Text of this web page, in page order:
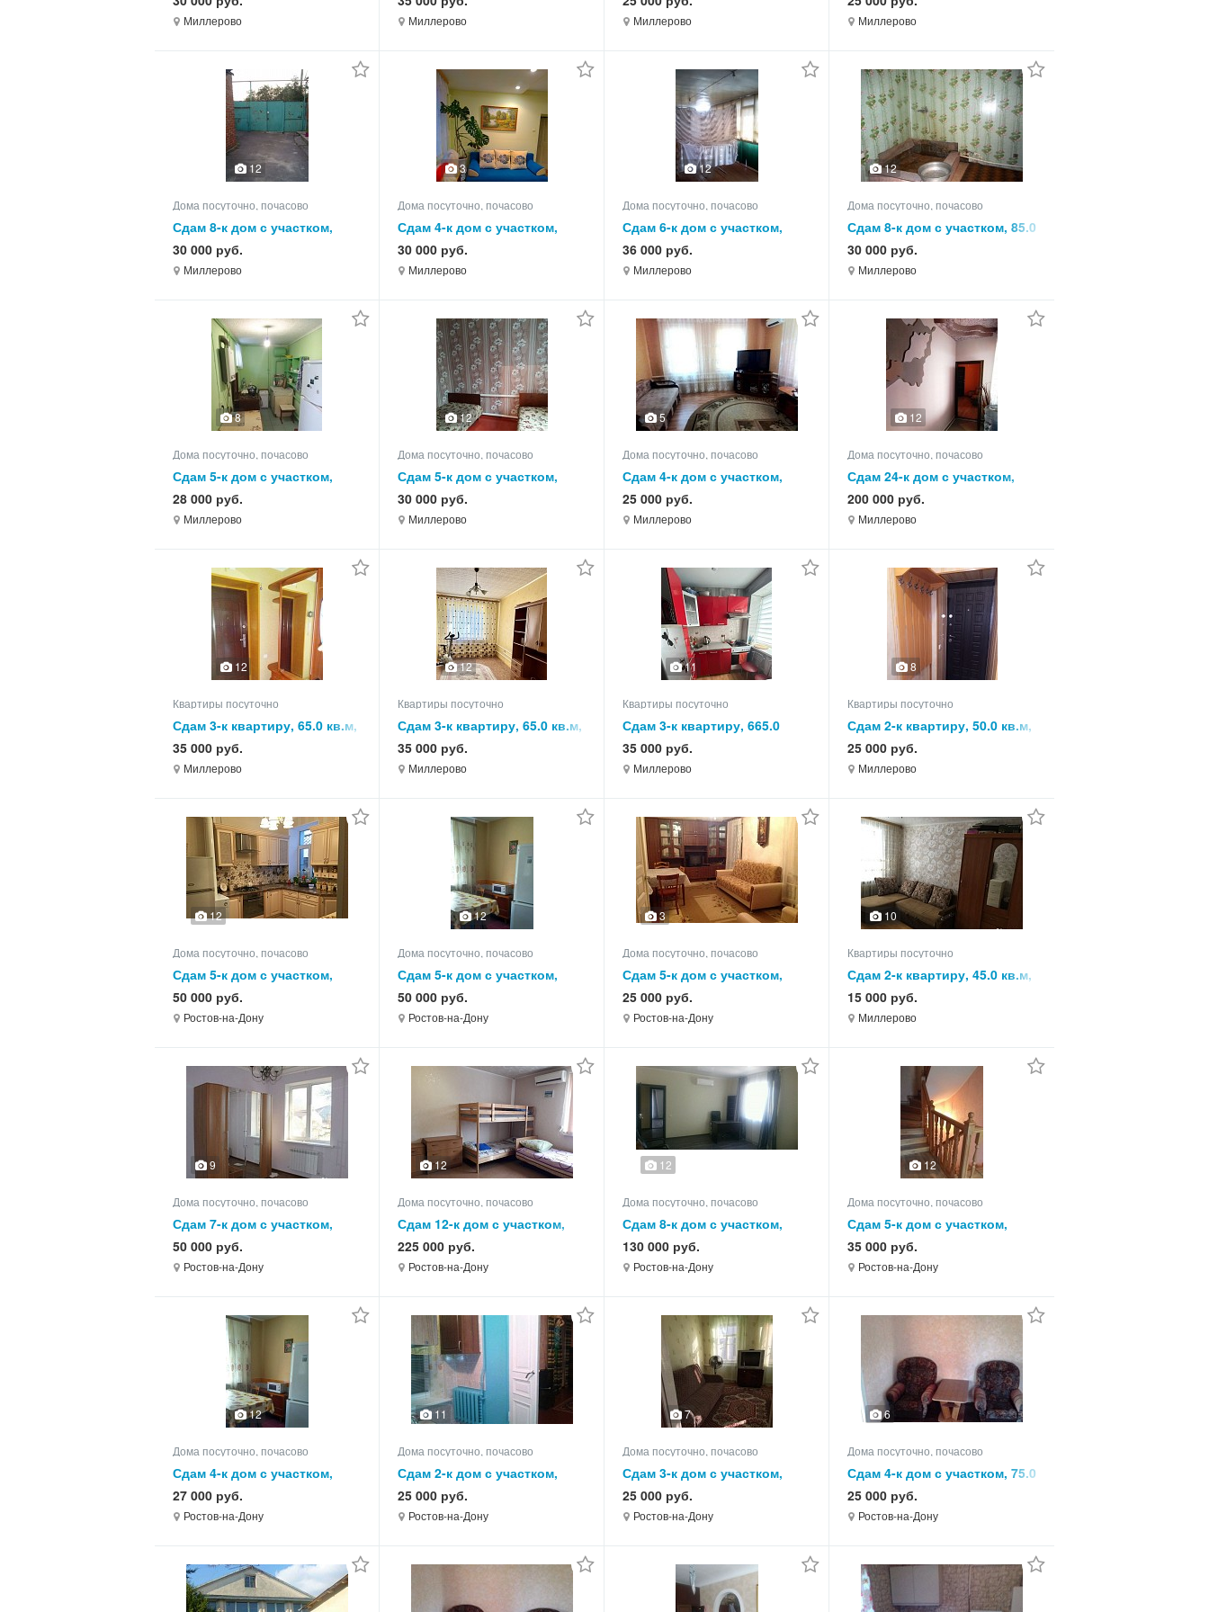
Миллерово Миллерово Миллерово Миллерово
12
Дома посуточно, почасово
Сдам 8-к дом с участком,
105.0 кв.м, этажей 1
30 000 руб.
Миллерово
3
Дома посуточно, почасово
Сдам 4-к дом с участком,
80.0 кв.м, этажей 1
30 000 руб.
Миллерово
12
Дома посуточно, почасово
Сдам 6-к дом с участком,
85.0 кв.м, этажей 1
36 000 руб.
Миллерово
12
Дома посуточно, почасово
Сдам 8-к дом с участком, 85.0
кв.м, этажей 1
30 000 руб.
Миллерово
8
Дома посуточно, почасово
Сдам 5-к дом с участком,
65.0 кв.м, этажей 1
28 000 руб.
Миллерово
12
Дома посуточно, почасово
Сдам 5-к дом с участком,
75.0 кв.м, этажей 1
30 000 руб.
Миллерово
5
Дома посуточно, почасово
Сдам 4-к дом с участком,
75.0 кв.м, этажей 1
25 000 руб.
Миллерово
12
Дома посуточно, почасово
Сдам 24-к дом с участком,
550.0 кв.м, этажей 3
200 000 руб.
Миллерово
12
Квартиры посуточно
Сдам 3-к квартиру, 65.0 кв.м,
этаж 4 из 5
35 000 руб.
Миллерово
12
Квартиры посуточно
Сдам 3-к квартиру, 65.0 кв.м,
этаж 3 из 3
35 000 руб.
Миллерово
11
Квартиры посуточно
Сдам 3-к квартиру, 665.0
кв.м, этаж 5 из 5
35 000 руб.
Миллерово
8
Квартиры посуточно
Сдам 2-к квартиру, 50.0 кв.м,
этаж 5 из 5
25 000 руб.
Миллерово
12
Дома посуточно, почасово
Сдам 5-к дом с участком,
90.0 кв.м, этажей 1
50 000 руб.
Ростов-на-Дону
12
Дома посуточно, почасово
Сдам 5-к дом с участком,
140.0 кв.м, этажей 2
50 000 руб.
Ростов-на-Дону
3
Дома посуточно, почасово
Сдам 5-к дом с участком,
85.0 кв.м, этажей 1
25 000 руб.
Ростов-на-Дону
10
Квартиры посуточно
Сдам 2-к квартиру, 45.0 кв.м,
этаж 1 из 5
15 000 руб.
Миллерово
9
Дома посуточно, почасово
Сдам 7-к дом с участком,
250.0 кв.м, этажей 2
50 000 руб.
Ростов-на-Дону
12
Дома посуточно, почасово
Сдам 12-к дом с участком,
300.0 кв.м, этажей 3
225 000 руб.
Ростов-на-Дону
12
Дома посуточно, почасово
Сдам 8-к дом с участком,
260.0 кв.м, этажей 3
130 000 руб.
Ростов-на-Дону
12
Дома посуточно, почасово
Сдам 5-к дом с участком,
100.0 кв.м, этажей 3
35 000 руб.
Ростов-на-Дону
12
Дома посуточно, почасово
Сдам 4-к дом с участком,
70.0 кв.м, этажей 1
27 000 руб.
Ростов-на-Дону
11
Дома посуточно, почасово
Сдам 2-к дом с участком,
55.0 кв.м, этажей 1
25 000 руб.
Ростов-на-Дону
7
Дома посуточно, почасово
Сдам 3-к дом с участком,
50.0 кв.м, этажей 1
25 000 руб.
Ростов-на-Дону
6
Дома посуточно, почасово
Сдам 4-к дом с участком, 75.0
кв.м, этажей 1
25 000 руб.
Ростов-на-Дону